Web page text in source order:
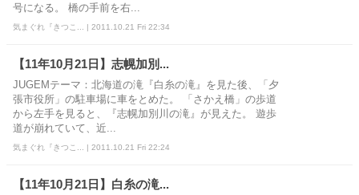
号になる。 橋の手前を右...
気まぐれ『きつこ... | 2011.10.21 Fri 22:34
【11年10月21日】志幌加別...
JUGEMテーマ：北海道の滝『白糸の滝』を見た後、「夕
張市役所」の駐車場に車をとめた。 「さかえ橋」の歩道
から左手を見ると、『志幌加別川の滝』が見えた。 遊歩
道が崩れていて、近...
気まぐれ『きつこ... | 2011.10.21 Fri 22:24
【11年10月21日】白糸の滝...